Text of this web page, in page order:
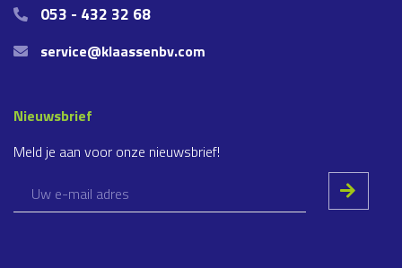
053 - 432 32 68
service@klaassenbv.com
Nieuwsbrief
Meld je aan voor onze nieuwsbrief!